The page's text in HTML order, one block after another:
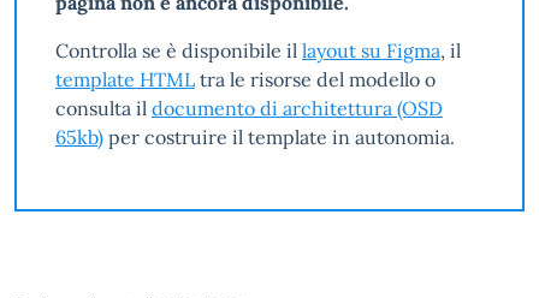
Controlla se è disponibile il layout su Figma, il
template HTML tra le risorse del modello o
consulta il documento di architettura (OSD
65kb) per costruire il template in autonomia.